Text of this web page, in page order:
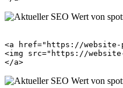
<a href="https://website-
<img src="https://